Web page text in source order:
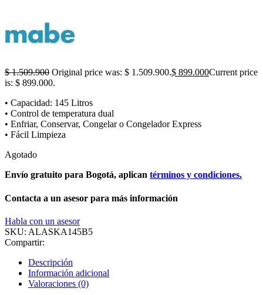
$1.509.900 Original price was: $ 1.509.900.$ 899.000Current price
is: $ 899.000.
• Capacidad: 145 Litros
• Control de temperatura dual
• Enfriar, Conservar, Congelar o Congelador Express
• Fácil Limpieza
Agotado
Envío gratuito para Bogotá, aplican términos y condiciones.
Contacta a un asesor para más información
Habla con un asesor
SKU: ALASKA145B5
Compartir:
Descripción
Información adicional
Valoraciones (0)